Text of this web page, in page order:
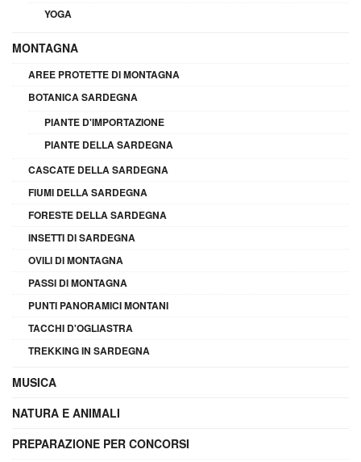
YOGA
MONTAGNA
AREE PROTETTE DI MONTAGNA
BOTANICA SARDEGNA
PIANTE D'IMPORTAZIONE
PIANTE DELLA SARDEGNA
CASCATE DELLA SARDEGNA
FIUMI DELLA SARDEGNA
FORESTE DELLA SARDEGNA
INSETTI DI SARDEGNA
OVILI DI MONTAGNA
PASSI DI MONTAGNA
PUNTI PANORAMICI MONTANI
TACCHI D'OGLIASTRA
TREKKING IN SARDEGNA
MUSICA
NATURA E ANIMALI
PREPARAZIONE PER CONCORSI